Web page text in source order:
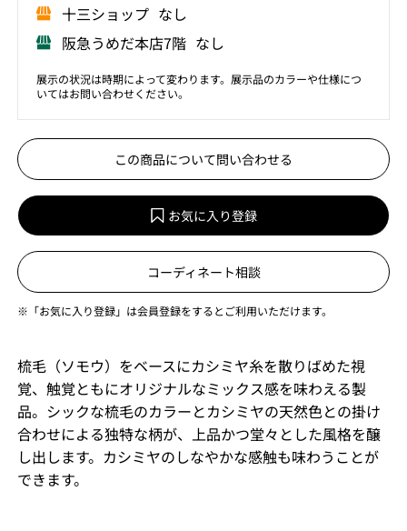
⼗三ショップ なし
阪急うめだ本店7階 なし
展示の状況は時期によって変わります。展示品のカラーや仕様につ
いてはお問い合わせください。
この商品について問い合わせる
お気に入り登録
コーディネート相談
※「お気に入り登録」は会員登録をするとご利用いただけます。
梳毛（ソモウ）をベースにカシミヤ糸を散りばめた視
覚、触覚ともにオリジナルなミックス感を味わえる製
品。シックな梳毛のカラーとカシミヤの天然色との掛け
合わせによる独特な柄が、上品かつ堂々とした風格を醸
し出します。カシミヤのしなやかな感触も味わうことが
できます。